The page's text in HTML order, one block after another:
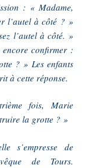
: « Madame,
l’autel à côté ? »
l’autel à côté. »
confirmer :
? » Les enfants
à cette réponse.
fois, Marie
la grotte ? »
s’empresse de
de Tours.